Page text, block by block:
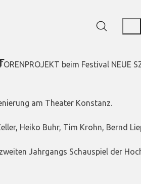
beim Festival NEUE
am Theater Konstanz.
Heiko Buhr, Tim Krohn, Bernd
Jahrgangs Schauspiel der